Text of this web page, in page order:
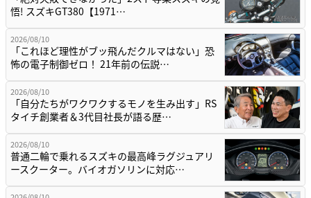
悟! スズキGT380【1971…
2026/08/10
「これほど理性がブッ飛んだクルマはない」恐
怖の電子制御ゼロ！ 21年前の伝説…
2026/08/10
「自分たちがワクワクするモノを生み出す」RS
タイチ創業者＆3代目社長が語る歴…
2026/08/10
普通二輪で乗れるスズキの最高峰ラグジュアリ
ースクーター。バイオガソリンに対応…